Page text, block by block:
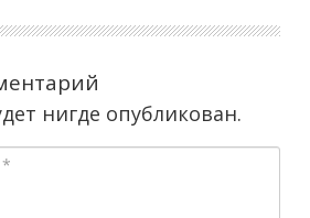
нигде опубликован.